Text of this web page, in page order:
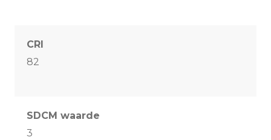
CRI
82
SDCM waarde
3